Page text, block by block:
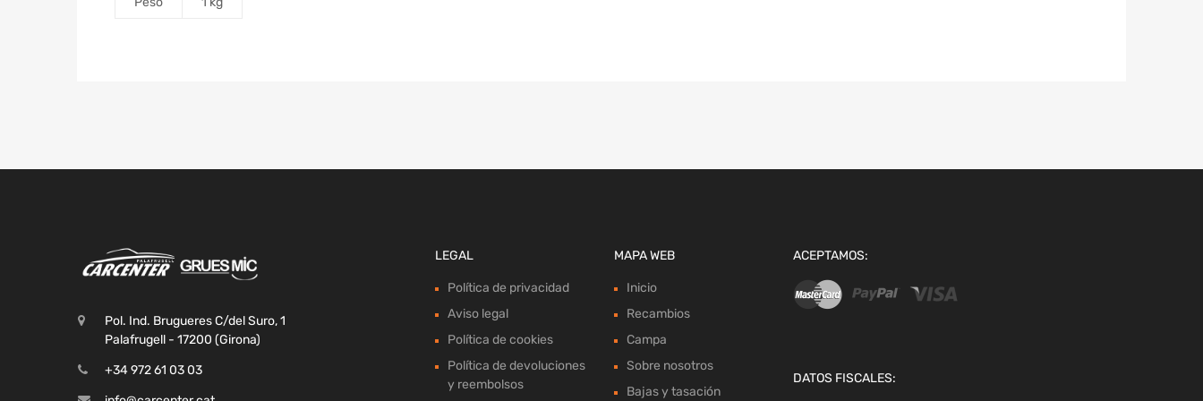
Pol. Ind. Brugueres C/del Suro, 1
Palafrugell - 17200 (Girona)
+34 972 61 03 03
LEGAL
Política de privacidad
Aviso legal
Política de cookies
Política de devoluciones
y reembolsos
MAPA WEB
Inicio
Recambios
Campa
Sobre nosotros
Bajas y tasación
ACEPTAMOS:
DATOS FISCALES: